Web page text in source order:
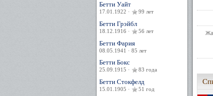
Бетти Уайт
17.01.1922 · 99 лет
Бетти Грэйбл
18.12.1916 · 56 лет
Бетти Фария
08.05.1941 · 85 лет
Бетти Бокс
25.09.1915 · 83 года
Бетти Стокфелд
15.01.1905 · 51 год